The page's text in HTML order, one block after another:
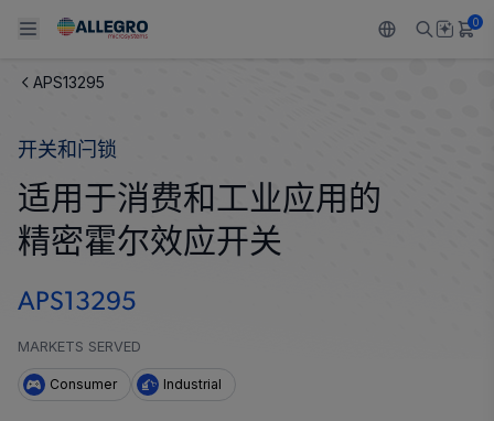
Back To Main Menu
产品
感应
Back To Main Menu
应用
汽车
Technologies
Back To Main Menu
技术支持
设计和开发
软件门户
Back To Main Menu
技术资源
Resource Center
Back To Main Menu
关于 ALLEGRO
我们的公司
Growth and Inclusion
0
APS13295
开关和闩锁
适用于消费和工业应用的
精密霍尔效应开关
APS13295
MARKETS SERVED
Consumer Industrial